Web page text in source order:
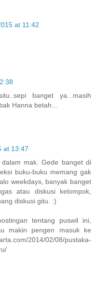
at 11:42
banget ya...masih
Hanna betah...
at 13:47
mak. Gede banget di
buku-buku memang gak
weekdays, banyak banget
atau diskusi kelompok,
diskusi gitu. :)
tentang puswil ini,
makin pengen masuk ke
2014/02/08/pustaka-